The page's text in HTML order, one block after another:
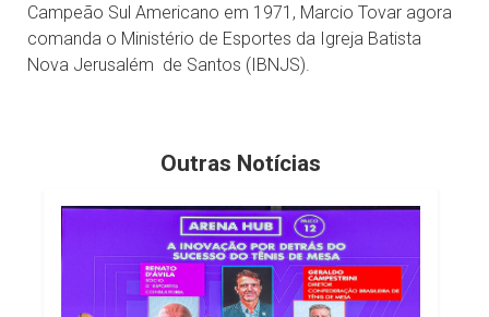
Campeão Sul Americano em 1971, Marcio Tovar agora
comanda o Ministério de Esportes da Igreja Batista
Nova Jerusalém de Santos (IBNJS).
Outras Notícias